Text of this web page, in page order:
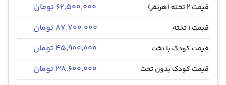
قیمت 2 تخته (هرنفر) ۶۲٬۵۰۰٬۰۰۰ تومان
قیمت 1 تخته ۸۷٬۷۰۰٬۰۰۰ تومان
قیمت کودک با تخت ۴۵٬۹۰۰٬۰۰۰ تومان
قیمت کودک بدون تخت ۳۸٬۶۰۰٬۰۰۰ تومان